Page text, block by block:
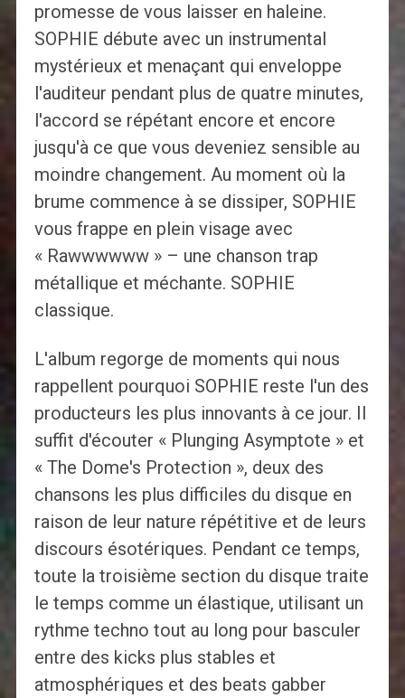
promesse de vous laisser en haleine.
SOPHIE débute avec un instrumental
mystérieux et menaçant qui enveloppe
l'auditeur pendant plus de quatre minutes,
l'accord se répétant encore et encore
jusqu'à ce que vous deveniez sensible au
moindre changement. Au moment où la
brume commence à se dissiper, SOPHIE
vous frappe en plein visage avec
« Rawwwwww » – une chanson trap
métallique et méchante. SOPHIE
classique.
L'album regorge de moments qui nous
rappellent pourquoi SOPHIE reste l'un des
producteurs les plus innovants à ce jour. Il
suffit d'écouter « Plunging Asymptote » et
« The Dome's Protection », deux des
chansons les plus difficiles du disque en
raison de leur nature répétitive et de leurs
discours ésotériques. Pendant ce temps,
toute la troisième section du disque traite
le temps comme un élastique, utilisant un
rythme techno tout au long pour basculer
entre des kicks plus stables et
atmosphériques et des beats gabber